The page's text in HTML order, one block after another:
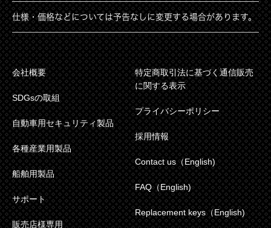
仕様・価格などについては予告なしに変更する場合があります。
会社概要
SDGsの取組
自動車用セキュリティ製品
各種産業用製品
船舶用製品
サポート
販売店様専用
特定商取引法に基づく通信販売
に関する表示
プライバシーポリシー
採用情報
Contact us（English)
FAQ（English)
Replacement keys（English)